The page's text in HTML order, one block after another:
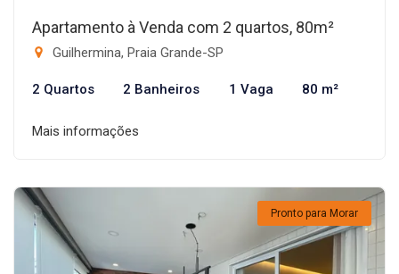
Apartamento à Venda com 2 quartos, 80m²
Guilhermina, Praia Grande-SP
2 Quartos 2 Banheiros 1 Vaga 80 m²
Mais informações
Pronto para Morar